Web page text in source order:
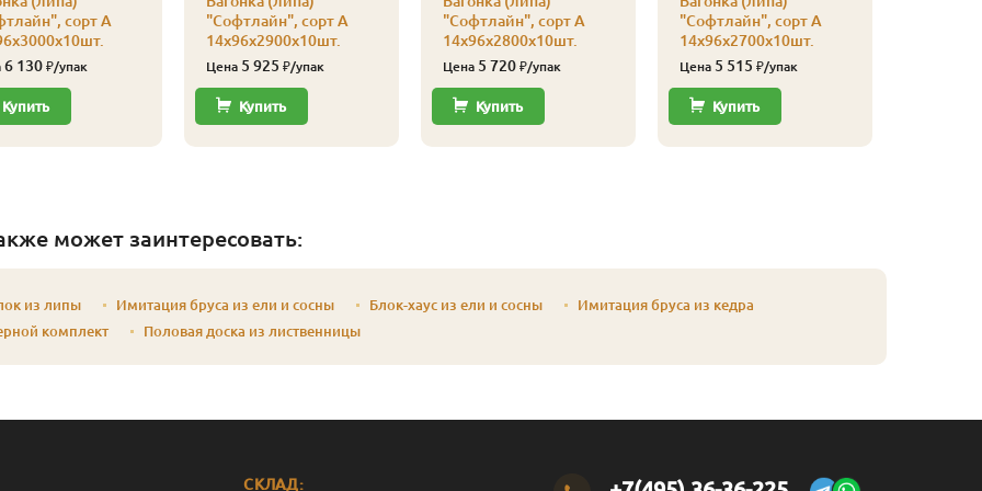
сорт А
6 130₽/упак
Купить
"Софтлайн", сорт А
14х96х2900х10шт.
Цена 5 925 ₽/упак
Купить
"Софтлайн", сорт А
14х96х2800х10шт.
Цена 5 720₽/упак
Купить
"Софтлайн", сорт А
14х96х2700х10шт.
Цена 5 515 ₽/упак
Купить
может заинтересовать:
из липы Имитация бруса из ели и сосны Блок-хаус из ели и сосны
Имитация бруса из кедра
комплект
Половая доска из лиственницы
СКЛАД: